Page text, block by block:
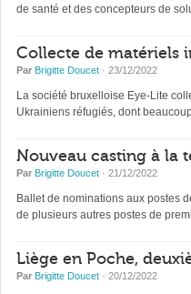
de santé et des concepteurs de
Collecte de matériels
Par Brigitte Doucet · 23/12/2022
La société bruxelloise Eye-Lite
Ukrainiens réfugiés, dont
Nouveau casting à la
Par Brigitte Doucet · 21/12/2022
Ballet de nominations aux postes
de plusieurs autres postes de
Liège en Poche,
Par Brigitte Doucet · 20/12/2022